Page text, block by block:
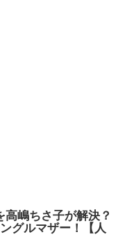
嶋ちさ子が解決？
グルマザー！【人